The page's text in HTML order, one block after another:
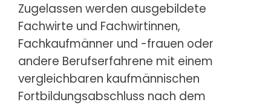
Zugelassen werden ausgebildete
Fachwirte und Fachwirtinnen,
Fachkaufmänner und -frauen oder
andere Berufserfahrene mit einem
vergleichbaren kaufmännischen
Fortbildungsabschluss nach dem